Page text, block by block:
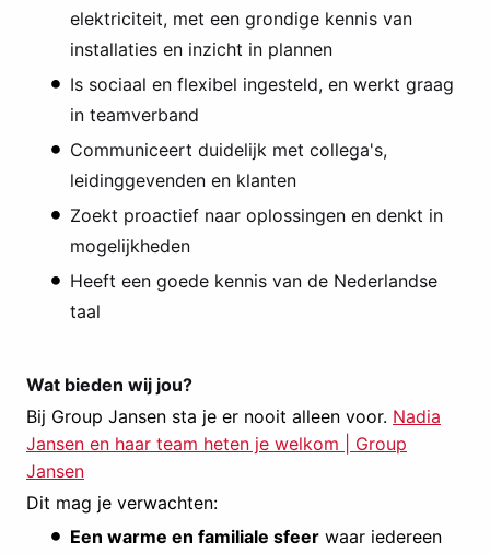
elektriciteit, met een grondige kennis van
installaties en inzicht in plannen
Is sociaal en flexibel ingesteld, en werkt graag
in teamverband
Communiceert duidelijk met collega's,
leidinggevenden en klanten
Zoekt proactief naar oplossingen en denkt in
mogelijkheden
Heeft een goede kennis van de Nederlandse
taal
Wat bieden wij jou?
Bij Group Jansen sta je er nooit alleen voor. Nadia
Jansen en haar team heten je welkom | Group
Jansen
Dit mag je verwachten:
Een warme en familiale sfeer waar iedereen